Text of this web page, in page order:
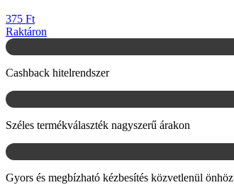
375 Ft
Raktáron
Cashback hitelrendszer
Széles termékválaszték nagyszerű árakon
Gyors és megbízható kézbesítés közvetlenül önhöz